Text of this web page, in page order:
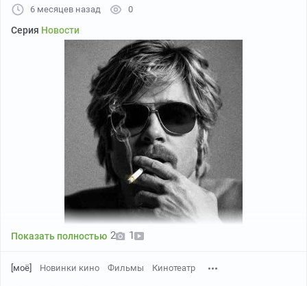
6 месяцев назад 0
Серия Новости
Показать полностью 2 1
[моё] Новинки кино Фильмы Кинотеатр